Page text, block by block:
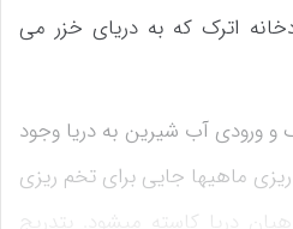
اترک که به دریای خزر می
ورودی آب شیرین به دریا وجود
ماهیها جایی برای تخم ریزی
دریا کاسته میشود. بتدریج